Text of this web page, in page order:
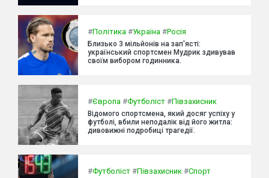
#Політика #Україна #Росія
Близько 3 мільйонів на зап'ясті:
український спортсмен Мудрик здивував
своїм вибором годинника.
#Європа #Футболіст #Півзахисник
Відомого спортсмена, який досяг успіху у
футболі, вбили неподалік від його житла:
дивовижні подробиці трагедії.
#Футболіст #Півзахисник #Спорт